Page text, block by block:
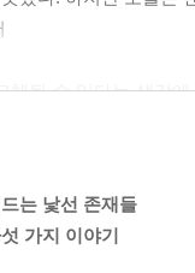
체될 수 있다는 생각
찬가지로 뱀파이어
는 낯선 존재들
가지 이야기